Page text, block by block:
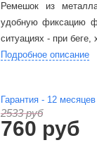
Ремешок из
удобную фиксацию
ситуациях - при беге,
Подробное описание
Гарантия - 12 месяцев
2533 руб
760 руб